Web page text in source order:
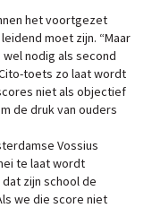
het voortgezet
moet zijn. “Maar
nodig als second
toets zo laat wordt
niet als objectief
de druk van ouders
Vossius
te laat wordt
zijn school de
we die score niet